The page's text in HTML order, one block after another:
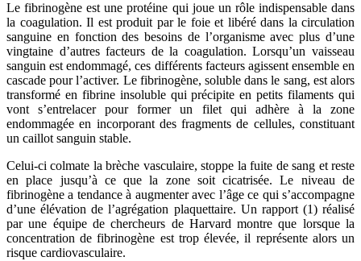
Le fibrinogène est une protéine qui joue un rôle indispensable dans
la coagulation. Il est produit par le foie et libéré dans la circulation
sanguine en fonction des besoins de l’organisme avec plus d’une
vingtaine d’autres facteurs de la coagulation. Lorsqu’un vaisseau
sanguin est endommagé, ces différents facteurs agissent ensemble en
cascade pour l’activer. Le fibrinogène, soluble dans le sang, est alors
transformé en fibrine insoluble qui précipite en petits filaments qui
vont s’entrelacer pour former un filet qui adhère à la zone
endommagée en incorporant des fragments de cellules, constituant
un caillot sanguin stable.
Celui-ci colmate la brèche vasculaire, stoppe la fuite de sang et reste
en place jusqu’à ce que la zone soit cicatrisée. Le niveau de
fibrinogène a tendance à augmenter avec l’âge ce qui s’accompagne
d’une élévation de l’agrégation plaquettaire. Un rapport (1) réalisé
par une équipe de chercheurs de Harvard montre que lorsque la
concentration de fibrinogène est trop élevée, il représente alors un
risque cardiovasculaire.